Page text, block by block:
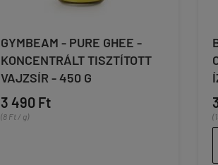
GYMBEAM - PURE GHEE -
KONCENTRÁLT TISZTÍTOTT
VAJZSÍR - 450 G
3 490 Ft
(8 Ft / g)